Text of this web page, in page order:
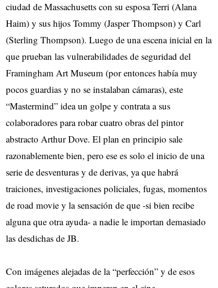
ciudad de Massachusetts con su esposa Terri (Alana
Haim) y sus hijos Tommy (Jasper Thompson) y Carl
(Sterling Thompson). Luego de una escena inicial en la
que prueban las vulnerabilidades de seguridad del
Framingham Art Museum (por entonces había muy
pocos guardias y no se instalaban cámaras), este
“Mastermind” idea un golpe y contrata a sus
colaboradores para robar cuatro obras del pintor
abstracto Arthur Dove. El plan en principio sale
razonablemente bien, pero ese es solo el inicio de una
serie de desventuras y de derivas, ya que habrá
traiciones, investigaciones policiales, fugas, momentos
de road movie y la sensación de que -si bien recibe
alguna que otra ayuda- a nadie le importan demasiado
las desdichas de JB.
Con imágenes alejadas de la “perfección” y de esos